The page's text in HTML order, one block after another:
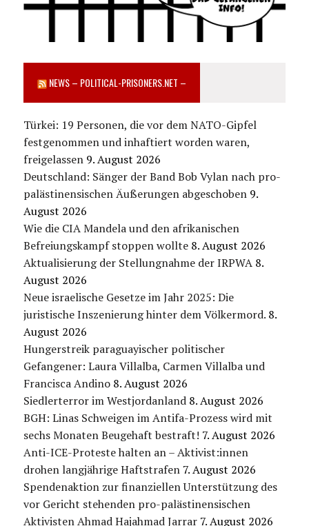
NEWS – POLITICAL-PRISONERS.NET –
Türkei: 19 Personen, die vor dem NATO-Gipfel
festgenommen und inhaftiert worden waren,
freigelassen 9. August 2026
Deutschland: Sänger der Band Bob Vylan nach pro-
palästinensischen Äußerungen abgeschoben 9.
August 2026
Wie die CIA Mandela und den afrikanischen
Befreiungskampf stoppen wollte 8. August 2026
Aktualisierung der Stellungnahme der IRPWA 8.
August 2026
Neue israelische Gesetze im Jahr 2025: Die
juristische Inszenierung hinter dem Völkermord. 8.
August 2026
Hungerstreik paraguayischer politischer
Gefangener: Laura Villalba, Carmen Villalba und
Francisca Andino 8. August 2026
Siedlerterror im Westjordanland 8. August 2026
BGH: Linas Schweigen im Antifa-Prozess wird mit
sechs Monaten Beugehaft bestraft! 7. August 2026
Anti-ICE-Proteste halten an – Aktivist:innen
drohen langjährige Haftstrafen 7. August 2026
Spendenaktion zur finanziellen Unterstützung des
vor Gericht stehenden pro-palästinensischen
Aktivisten Ahmad Hajahmad Jarrar 7. August 2026